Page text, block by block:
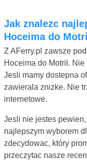
Jak znalezc najlepsza cene za prom do Al
Hoceima do Motril
Z AFerry.pl zawsze
Hoceima do Motril.
Jesli mamy dostepna
zawierala znizke. Nie
internetowe.
Jesli nie jestes
najlepszym wyborem
zdecydowac, który
przeczytac nasze